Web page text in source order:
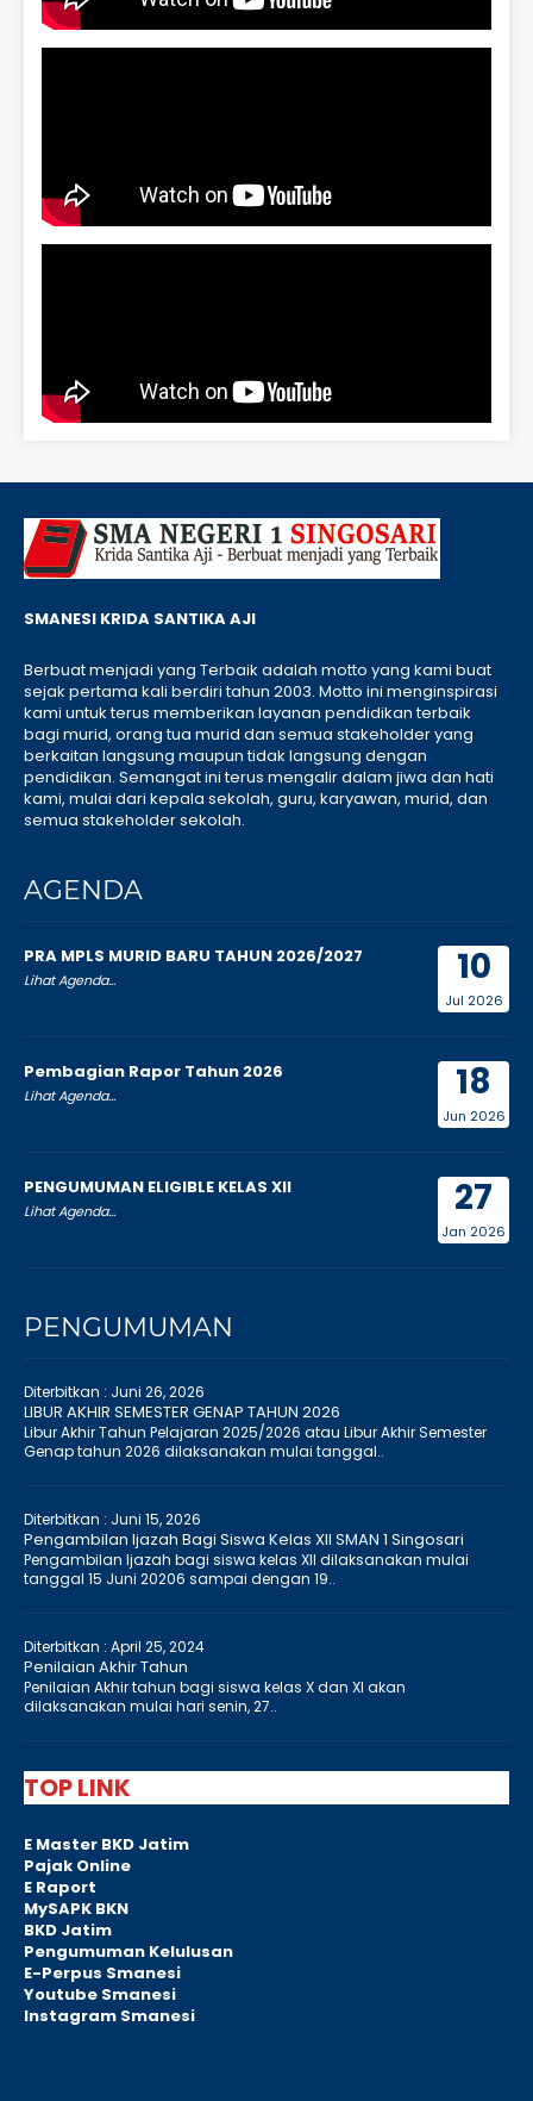
SMANESI KRIDA SANTIKA AJI
Berbuat menjadi yang Terbaik adalah motto yang kami buat
sejak pertama kali berdiri tahun 2003. Motto ini menginspirasi
kami untuk terus memberikan layanan pendidikan terbaik
bagi murid, orang tua murid dan semua stakeholder yang
berkaitan langsung maupun tidak langsung dengan
pendidikan. Semangat ini terus mengalir dalam jiwa dan hati
kami, mulai dari kepala sekolah, guru, karyawan, murid, dan
semua stakeholder sekolah.
AGENDA
10
Jul 2026
PRA MPLS MURID BARU TAHUN 2026/2027
Lihat Agenda...
18
Jun 2026
Pembagian Rapor Tahun 2026
Lihat Agenda...
27
Jan 2026
PENGUMUMAN ELIGIBLE KELAS XII
Lihat Agenda...
PENGUMUMAN
Diterbitkan : Juni 26, 2026
LIBUR AKHIR SEMESTER GENAP TAHUN 2026
Libur Akhir Tahun Pelajaran 2025/2026 atau Libur Akhir Semester
Genap tahun 2026 dilaksanakan mulai tanggal..
Diterbitkan : Juni 15, 2026
Pengambilan Ijazah Bagi Siswa Kelas XII SMAN 1 Singosari
Pengambilan Ijazah bagi siswa kelas XII dilaksanakan mulai
tanggal 15 Juni 20206 sampai dengan 19..
Diterbitkan : April 25, 2024
Penilaian Akhir Tahun
Penilaian Akhir tahun bagi siswa kelas X dan XI akan
dilaksanakan mulai hari senin, 27..
TOP LINK
E Master BKD Jatim
Pajak Online
E Raport
MySAPK BKN
BKD Jatim
Pengumuman Kelulusan
E-Perpus Smanesi
Youtube Smanesi
Instagram Smanesi